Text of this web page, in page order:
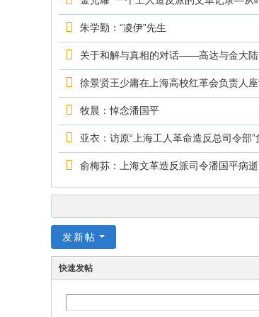
朱学勤：“凌伊”先生
关于和解与真相的对话——高达与金大
徐景贤王少庸在上海高校红革会负责人
牧晨：悼念潘国平
亚衣：访原“上海工人革命造反总司令部
俞梅荪：上海文革造反派司令潘国平病逝
发新帖
快速发帖